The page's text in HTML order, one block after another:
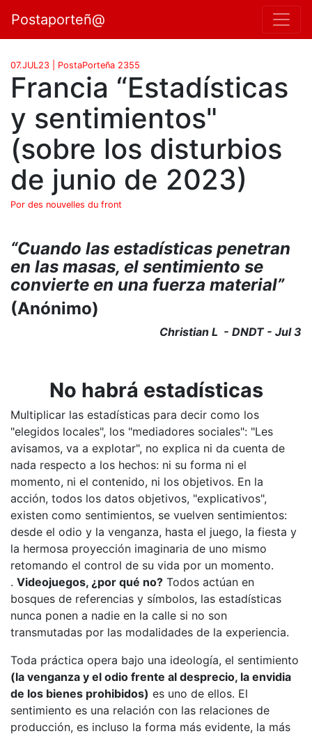
Postaporteñ@
07.JUL23 | PostaPorteña 2355
Francia “Estadísticas
y sentimientos"
(sobre los disturbios
de junio de 2023)
Por des nouvelles du front
“Cuando las estadísticas penetran
en las masas, el sentimiento se
convierte en una fuerza material”
(Anónimo)
Christian L - DNDT - Jul 3
No habrá estadísticas
Multiplicar las estadísticas para decir como los
"elegidos locales", los "mediadores sociales": "Les
avisamos, va a explotar", no explica ni da cuenta de
nada respecto a los hechos: ni su forma ni el
momento, ni el contenido, ni los objetivos. En la
acción, todos los datos objetivos, "explicativos",
existen como sentimientos, se vuelven sentimientos:
desde el odio y la venganza, hasta el juego, la fiesta y
la hermosa proyección imaginaria de uno mismo
retomando el control de su vida por un momento.
. Videojuegos, ¿por qué no? Todos actúan en
bosques de referencias y símbolos, las estadísticas
nunca ponen a nadie en la calle si no son
transmutadas por las modalidades de la experiencia.
Toda práctica opera bajo una ideología, el sentimiento
(la venganza y el odio frente al desprecio, la envidia
de los bienes prohibidos) es uno de ellos. El
sentimiento es una relación con las relaciones de
producción, es incluso la forma más evidente, la más